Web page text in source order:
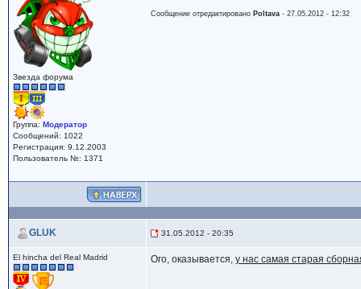
Звезда форума
Группа: Модератор
Сообщений: 1022
Регистрация: 9.12.2003
Пользователь №: 1371
Сообщение отредактировано Poltava- 27.05.2012 - 12:32
GLUK 31.05.2012 - 20:35
El hincha del Real Madrid Ого, оказывается, у нас самая старая